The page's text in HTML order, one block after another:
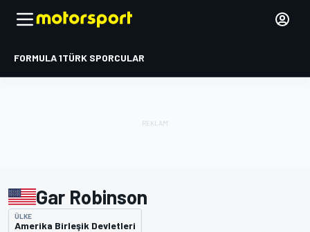
FORMULA 1TÜRK SPORCULAR
Gar Robinson
ÜLKE
Amerika Birleşik Devletleri